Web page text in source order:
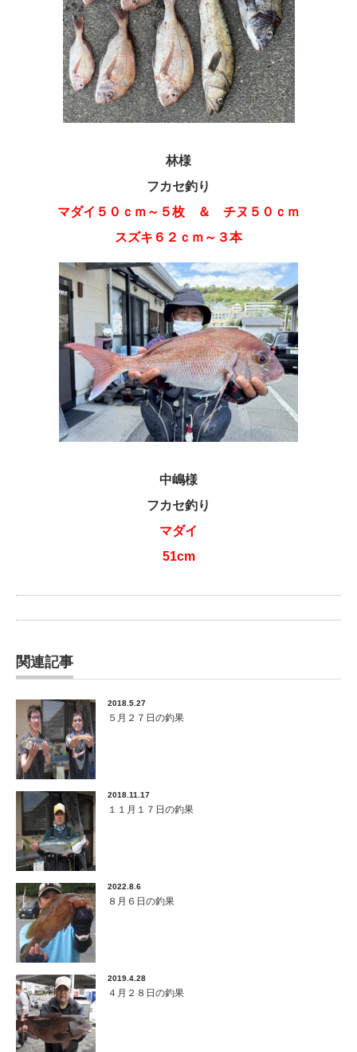
林様
フカセ釣り
マダイ５０ｃｍ～５枚 ＆ チヌ５０ｃｍ
スズキ６２ｃｍ～３本
中嶋様
フカセ釣り
マダイ
51cm
関連記事
2018.5.27
５月２７日の釣果
2018.11.17
１１月１７日の釣果
2022.8.6
８月６日の釣果
2019.4.28
４月２８日の釣果